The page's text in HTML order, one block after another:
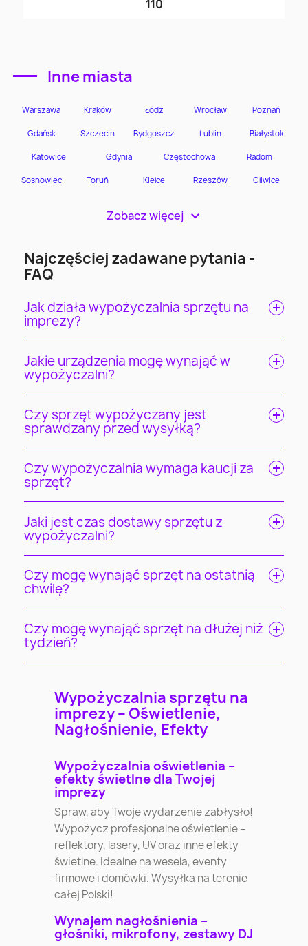
110
Inne miasta
Zobacz więcej >
Najczęściej zadawane pytania -
FAQ
Jak działa wypożyczalnia sprzętu na
imprezy?
Jakie urządzenia mogę wynająć w
wypożyczalni?
Czy sprzęt wypożyczany jest
sprawdzany przed wysyłką?
Czy wypożyczalnia wymaga kaucji za
sprzęt?
Jaki jest czas dostawy sprzętu z
wypożyczalni?
Czy mogę wynająć sprzęt na ostatnią
chwilę?
Czy mogę wynająć sprzęt na dłużej niż
tydzień?
Wypożyczalnia sprzętu na
imprezy – Oświetlenie,
Nagłośnienie, Efekty
Wypożyczalnia oświetlenia –
efekty świetlne dla Twojej
imprezy
Spraw, aby Twoje wydarzenie zabłysło!
Wypożycz profesjonalne oświetlenie –
reflektory, lasery, UV oraz inne efekty
świetlne. Idealne na wesela, eventy
firmowe i domówki. Wysyłka na terenie
całej Polski!
Wynajem nagłośnienia –
głośniki, mikrofony, zestawy DJ